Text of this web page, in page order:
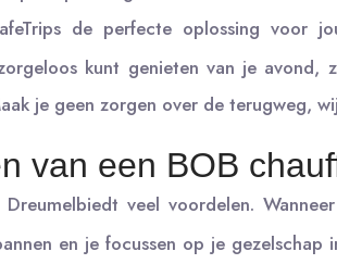
de perfecte oplossing voor
kunt genieten van je avond,
je geen zorgen over de terugweg,
van een BOB
Dreumelbiedt veel voordelen.
en je focussen op je gezelschap